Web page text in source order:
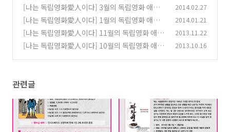
멤버십 혜택 (2)
[나는 독립영화愛人이다] 3월의 독립영화 애인
멤버십 혜택 (2)
2014.02.27
[나는 독립영화愛人이다] 1월의 독립영화 애인
멤버십 혜택 (0)
2014.01.21
[나는 독립영화愛人이다] 11월의 독립영화 애인
멤버십 혜택 (0)
2013.11.22
[나는 독립영화愛人이다] 10월의 독립영화 애인
2013.10.16
관련글